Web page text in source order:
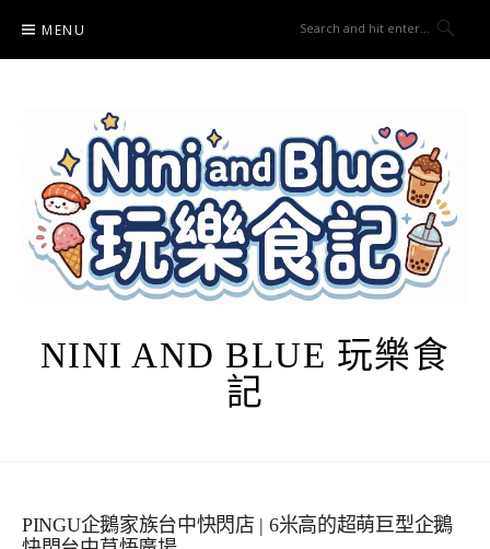
content
MENU
NINI AND BLUE 玩樂食
記
PINGU企鵝家族台中快閃店 | 6米高的超萌巨型企鵝